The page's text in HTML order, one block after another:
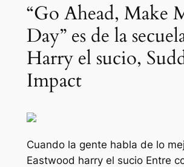
“Go Ahead, Make
Day” es de la
Harry el sucio,
Impact
Cuando la gente habla de lo
Eastwood harry el sucio Entre